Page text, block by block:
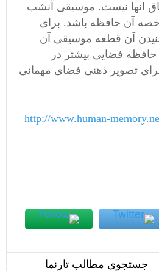
انها نیست. موسیقی آنشب
آن حافظه باشد. برای
آن قطعه موسیقی آن
حافظه فضایی بیشتر در
تصویر ذهنی فضای مهمانی
http://www.human-
جستجوی مطالب تارنما